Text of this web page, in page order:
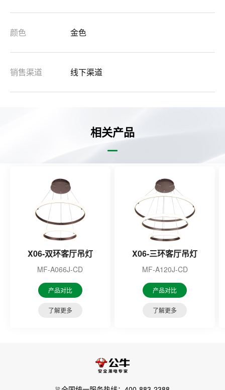
颜色 金色
销售渠道 线下渠道
相关产品
X06-双环客厅吊灯
MF-A066J-CD
产品对比
了解更多
X06-三环客厅吊灯
MF-A120J-CD
产品对比
了解更多